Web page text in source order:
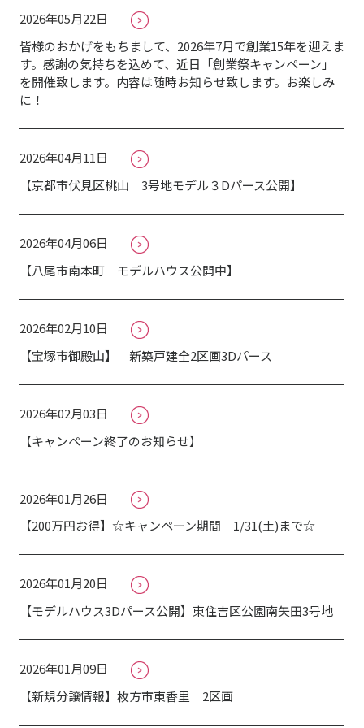
2026年05月22日
皆様のおかげをもちまして、2026年7月で創業15年を迎えま
す。感謝の気持ちを込めて、近日「創業祭キャンペーン」
を開催致します。内容は随時お知らせ致します。お楽しみ
に！
2026年04月11日
【京都市伏見区桃山 3号地モデル３Dパース公開】
2026年04月06日
【八尾市南本町 モデルハウス公開中】
2026年02月10日
【宝塚市御殿山】 新築戸建全2区画3Dパース
2026年02月03日
【キャンペーン終了のお知らせ】
2026年01月26日
【200万円お得】☆キャンペーン期間 1/31(土)まで☆
2026年01月20日
【モデルハウス3Dパース公開】東住吉区公園南矢田3号地
2026年01月09日
【新規分譲情報】枚方市東香里 2区画